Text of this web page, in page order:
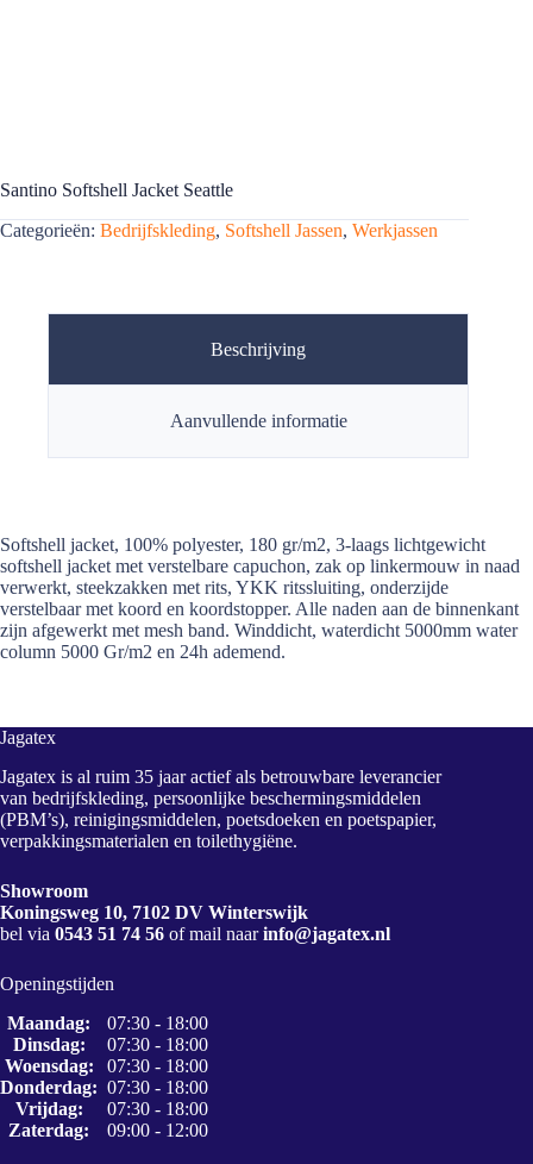
Santino Softshell Jacket Seattle
Categorieën: Bedrijfskleding, Softshell Jassen, Werkjassen
Beschrijving
Aanvullende informatie
Softshell jacket, 100% polyester, 180 gr/m2, 3-laags lichtgewicht
softshell jacket met verstelbare capuchon, zak op linkermouw in naad
verwerkt, steekzakken met rits, YKK ritssluiting, onderzijde
verstelbaar met koord en koordstopper. Alle naden aan de binnenkant
zijn afgewerkt met mesh band. Winddicht, waterdicht 5000mm water
column 5000 Gr/m2 en 24h ademend.
Jagatex
Jagatex is al ruim 35 jaar actief als betrouwbare leverancier
van bedrijfskleding, persoonlijke beschermingsmiddelen
(PBM’s), reinigingsmiddelen, poetsdoeken en poetspapier,
verpakkingsmaterialen en toilethygiëne.
Showroom
Koningsweg 10, 7102 DV Winterswijk
bel via 0543 51 74 56 of mail naarinfo@jagatex.nl
Openingstijden
Maandag:
07:30 - 18:00
Dinsdag:
07:30 - 18:00
Woensdag:
07:30 - 18:00
Donderdag: 07:30 - 18:00
Vrijdag:
07:30 - 18:00
Zaterdag:
09:00 - 12:00